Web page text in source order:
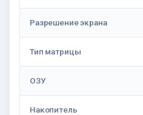
Разрешение экрана
Тип матрицы
ОЗУ
Накопитель